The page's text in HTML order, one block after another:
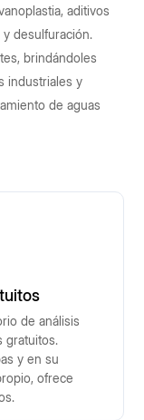
aditivos
desulfuración.
brindándoles
industriales y
de aguas
de análisis
gratuitos.
y en su
ofrece